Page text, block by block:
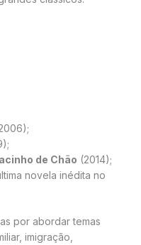
de Chão (2014);
novela inédita no
por abordar temas
imigração,